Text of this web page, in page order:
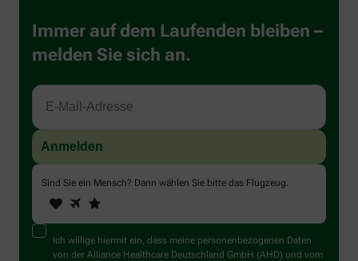
Immer auf dem Laufenden bleiben –
melden Sie sich an.
Sind Sie ein Mensch? Dann wählen Sie bitte das Flugzeug
Sind
Sie
ein
Mensch?
Dann
1 2
Ich willige hiermit ein, dass meine personenbezogenen Daten
von der Alliance Healthcare Deutschland GmbH (AHD) und vom